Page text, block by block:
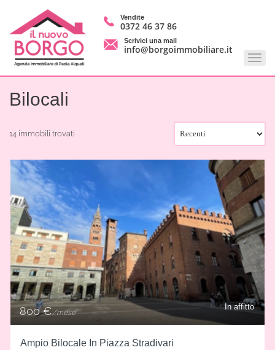
Vendite
0372 46 37 86
Scrivici una mail
info@borgoimmobiliare.it
Bilocali
14 immobili trovati
In affitto
800 €/mese
Ampio Bilocale In Piazza Stradivari